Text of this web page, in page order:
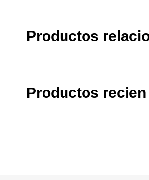
Productos
Productos